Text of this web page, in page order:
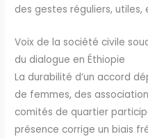
des gestes réguliers, utiles,
Voix de la société civile
du dialogue en Éthiopie
La durabilité d’un accord
de femmes, des
comités de quartier
présence corrige un biais